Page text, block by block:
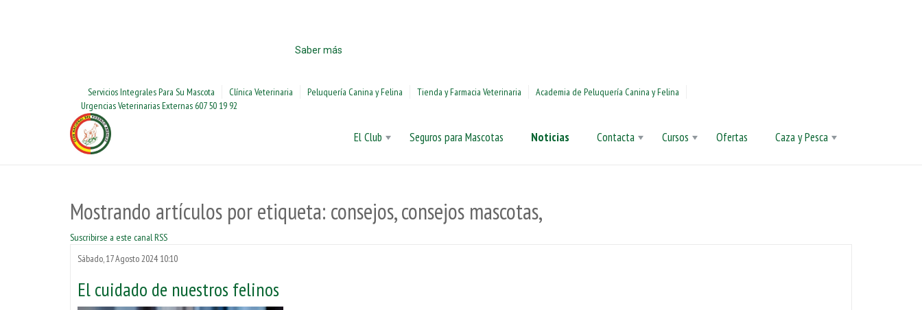
Saber más
Servicios Integrales Para Su Mascota Clínica Veterinaria Peluquería Canina y Felina Tienda y Farmacia Veterinaria
Academia de Peluquería Canina y Felina
Urgencias Veterinarias Externas 607 50 19 92
El Club Seguros para Mascotas Noticias Contacta Cursos Ofertas Caza y Pesca
Mostrando artículos por etiqueta: consejos, consejos mascotas,
Suscribirse a este canal RSS
Sábado, 17 Agosto 2024 10:10
El cuidado de nuestros felinos